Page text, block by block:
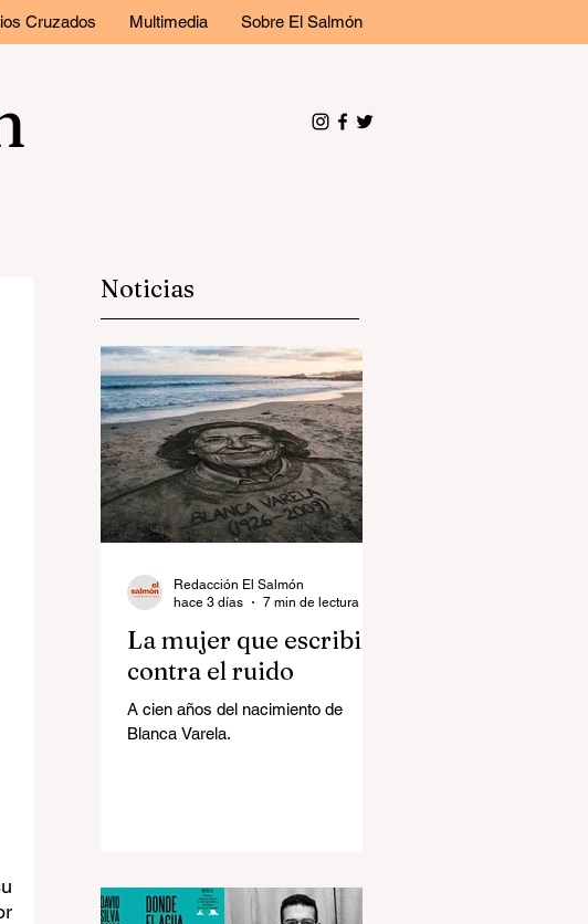
Cruzados Multimedia Sobre El Salmón
Noticias
La mujer que escribió
contra el ruido
A cien años del nacimiento de
Blanca Varela.
Redacción El Salmón
hace 3 días
7 min de lectura